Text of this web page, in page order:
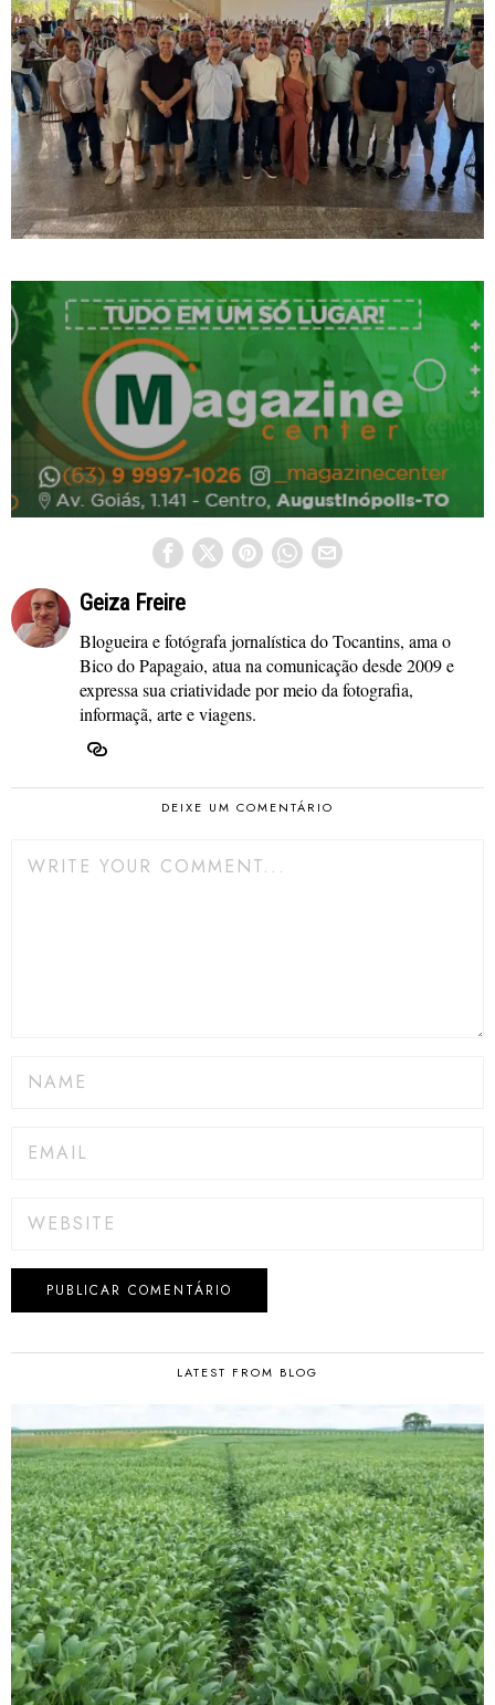
Geiza Freire
Blogueira e fotógrafa jornalística do Tocantins, ama o
Bico do Papagaio, atua na comunicação desde 2009 e
expressa sua criatividade por meio da fotografia,
informaçã, arte e viagens.
DEIXE UM COMENTÁRIO
LATEST FROM BLOG